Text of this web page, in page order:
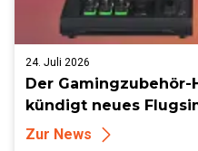
24. Juli 2026
Der
kündigt neues
Zur News